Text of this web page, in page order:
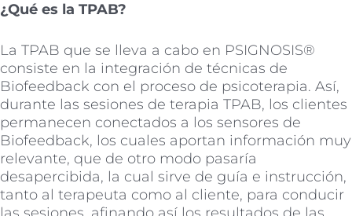
¿Qué es la TPAB?
La TPAB que se lleva a cabo en PSIGNOSIS®
consiste en la integración de técnicas de
Biofeedback con el proceso de psicoterapia. Así,
durante las sesiones de terapia TPAB, los clientes
permanecen conectados a los sensores de
Biofeedback, los cuales aportan información muy
relevante, que de otro modo pasaría
desapercibida, la cual sirve de guía e instrucción,
tanto al terapeuta como al cliente, para conducir